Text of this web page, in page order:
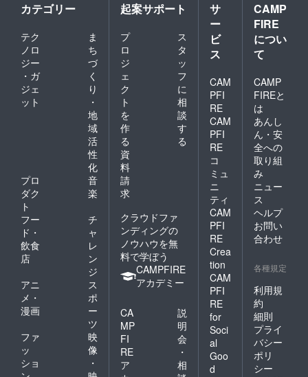
カテゴリー
テク
ノロ
ジー
・ガ
ジェ
ット
ま
ち
づ
く
り
・
地
域
活
性
化
プロ
ダク
ト
音
楽
フー
ド・
飲食
店
チ
ャ
レ
ン
ジ
アニ
メ・
漫画
ス
ポ
ー
ツ
ファ
ッ
ショ
映
像
・
起案サポート
プ
ロ
ジ
ェ
ク
ト
を
作
る
ス
タ
ッ
フ
に
相
談
す
る
資
料
請
求
クラウドファ
ンディングの
ノウハウを無
料で学ぼう
CAMPFIRE
アカデミー
CA
MP
FI
RE
ア
説
明
会
・
相
サ
ー
ビ
ス
CAM
PFI
RE
CAM
PFI
RE
コ
ミュ
ニ
ティ
CAM
PFI
RE
Crea
tion
CAM
PFI
RE
for
Soci
al
Goo
d
CAMP
FIRE
につい
て
CAMP
FIREと
は
あんし
ん・安
全への
取り組
み
ニュー
ス
ヘルプ
お問い
合わせ
各種規定
利用規
約
細則
プライ
バシー
ポリ
シー